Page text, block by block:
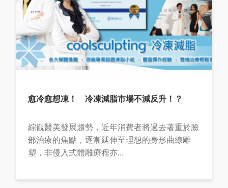
愈冷愈想凍！ 冷凍減脂市場不減反升！？
綜觀醫美發展趨勢，近年消費者將過去著重於臉
部治療的焦點，逐漸延伸至理想的身形曲線雕
塑，非侵入式體雕療程亦...